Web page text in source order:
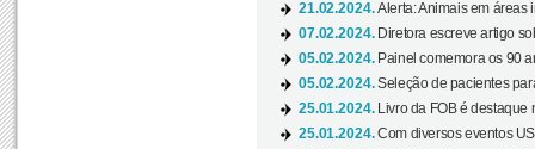
21.02.2024.Alerta: Animais em áreas
07.02.2024. Diretora escreve artigo
05.02.2024. Painel comemora os 90
05.02.2024.Seleção de pacientes
25.01.2024.
Livro da FOB é destaque
25.01.2024.Com diversos eventos